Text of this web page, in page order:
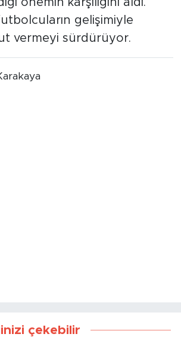
önemin karşılığını aldı.
gelişimiyle
vermeyi sürdürüyor.
çekebilir